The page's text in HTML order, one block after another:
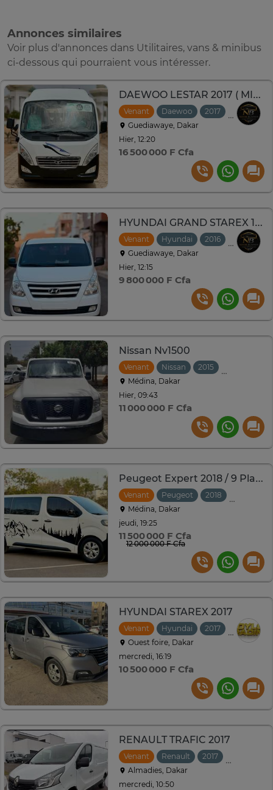
Annonces similaires
Voir plus d'annonces dans Utilitaires, vans & minibus
ci-dessous qui pourraient vous intéresser.
DAEWOO LESTAR 2017 ( MINIBUS)
Venant Daewoo 2017
Manuelle
Guediawaye, Dakar
Hier, 12:20
16 500 000 F Cfa
HYUNDAI GRAND STAREX 12 places
Venant Hyundai 2016
Manuelle
Guediawaye, Dakar
Hier, 12:15
9 800 000 F Cfa
Nissan Nv1500
Venant Nissan 2015
Médina, Dakar
Hier, 09:43
11 000 000 F Cfa
Peugeot Expert 2018 / 9 Places
Venant Peugeot 2018
Médina, Dakar
jeudi, 19:25
11 500 000 F Cfa
12 000 000 F Cfa
HYUNDAI STAREX 2017
Venant Hyundai 2017
Ouest foire, Dakar
mercredi, 16:19
10 500 000 F Cfa
RENAULT TRAFIC 2017
Venant Renault 2017
Almadies, Dakar
mercredi, 10:50